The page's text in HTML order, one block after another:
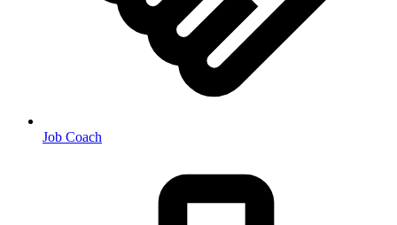
Job Coach